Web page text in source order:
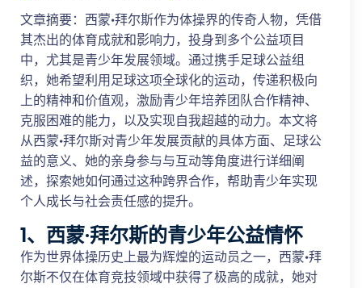
文章摘要：西蒙·拜尔斯作为体操界的传奇人物，凭借
其杰出的体育成就和影响力，投身到多个公益项目
中，尤其是青少年发展领域。通过携手足球公益组
织，她希望利用足球这项全球化的运动，传递积极向
上的精神和价值观，激励青少年培养团队合作精神、
克服困难的能力，以及实现自我超越的动力。本文将
从西蒙·拜尔斯对青少年发展贡献的具体方面、足球公
益的意义、她的亲身参与与互动等角度进行详细阐
述，探索她如何通过这种跨界合作，帮助青少年实现
个人成长与社会责任感的提升。
1、西蒙·拜尔斯的青少年公益情怀
作为世界体操历史上最为辉煌的运动员之一，西蒙·拜
尔斯不仅在体育竞技领域中获得了极高的成就，她对